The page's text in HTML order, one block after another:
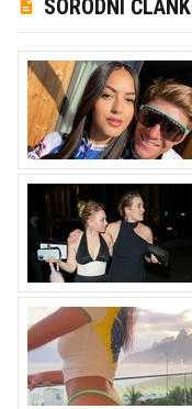
SORODNI ČLANKI